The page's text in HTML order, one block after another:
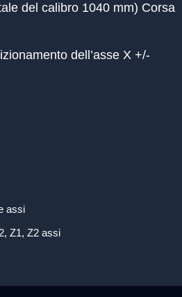
del calibro 1040 mm) Corsa
dell’asse X +/-
assi
Z1, Z2 assi